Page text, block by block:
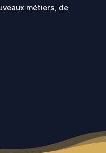
métiers, de